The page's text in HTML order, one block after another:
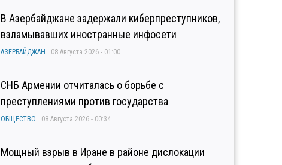
В Азербайджане задержали киберпреступников,
взламывавших иностранные инфосети
АЗЕРБАЙДЖАН 08 Августа 2026 - 01:00
СНБ Армении отчиталась о борьбе с
преступлениями против государства
ОБЩЕСТВО 08 Августа 2026 - 00:34
Мощный взрыв в Иране в районе дислокации